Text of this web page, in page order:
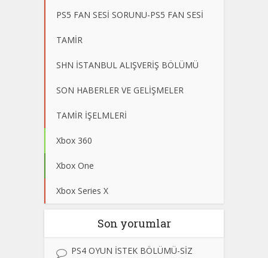
PS5 FAN SESİ SORUNU-PS5 FAN SESİ
TAMİR
SHN İSTANBUL ALIŞVERİŞ BÖLÜMÜ
SON HABERLER VE GELİŞMELER
TAMİR İŞELMLERİ
Xbox 360
Xbox One
Xbox Series X
Son yorumlar
PS4 OYUN İSTEK BÖLÜMÜ-SİZ